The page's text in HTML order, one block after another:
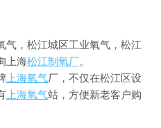
气，松江城区工业氧气，松江
上海松江制氧厂。
上海氧气厂，不仅在松江区设
上海氧气站，方便新老客户购